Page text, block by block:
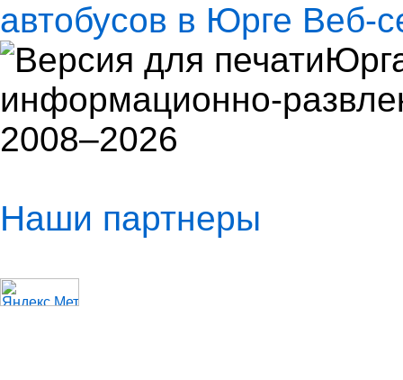
автобусов в Юрге Веб-
информационно-
2008–2026
Наши партнеры